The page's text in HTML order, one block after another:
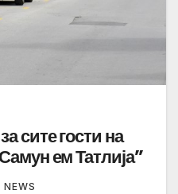
сите гости на
ем Татлија”